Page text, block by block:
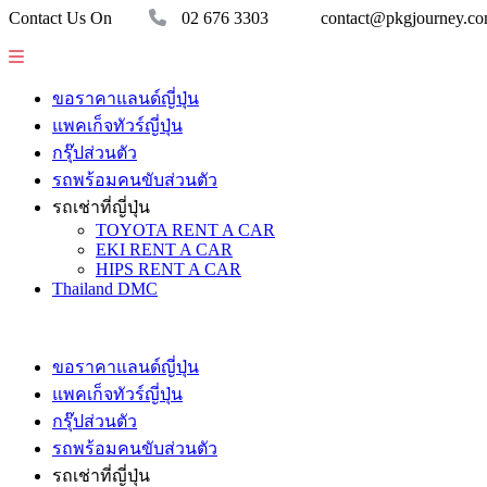
Contact Us On 02 676 3303
ขอราคาแลนด์ญี่ปุ่น
แพคเก็จทัวร์ญี่ปุ่น
กรุ๊ปส่วนตัว
รถพร้อมคนขับส่วนตัว
รถเช่าที่ญี่ปุ่น
TOYOTA RENT A CAR
EKI RENT A CAR
HIPS RENT A CAR
Thailand DMC
ขอราคาแลนด์ญี่ปุ่น
แพคเก็จทัวร์ญี่ปุ่น
กรุ๊ปส่วนตัว
รถพร้อมคนขับส่วนตัว
รถเช่าที่ญี่ปุ่น